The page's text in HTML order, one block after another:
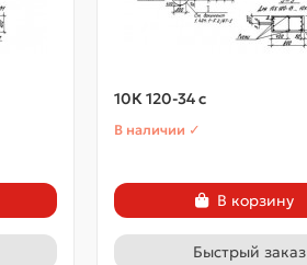
10К 120-34 с
В наличии ✓
В корзину
Быстрый заказ